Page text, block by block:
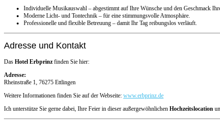
Individuelle Musikauswahl – abgestimmt auf Ihre Wünsche und den Geschmack
Moderne Licht- und Tontechnik – für eine stimmungsvolle Atmosphäre.
Professionelle und flexible Betreuung – damit Ihr Tag reibungslos verläuft.
Adresse und Kontakt
Das Hotel Erbprinz finden Sie hier:
Adresse:
Rheinstraße 1, 76275 Ettlingen
Weitere Informationen finden Sie auf der Webseite: www.erbprinz.de
Ich unterstütze Sie gerne dabei, Ihre Feier in dieser außergewöhnlichen Hochzeitslocation